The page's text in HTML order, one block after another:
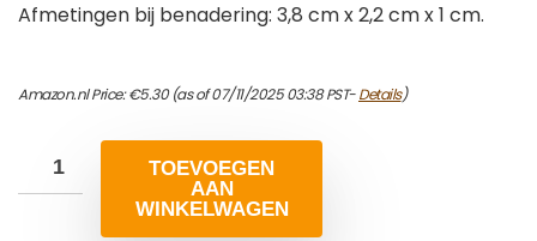
Afmetingen bij benadering: 3,8 cm x 2,2 cm x 1 cm.
Amazon.nl Price:€5.30(as of 07/11/2025 03:38 PST-Details)
TOEVOEGEN
AAN
WINKELWAGEN